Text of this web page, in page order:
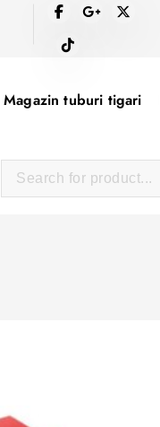
Magazin tuburi tigari